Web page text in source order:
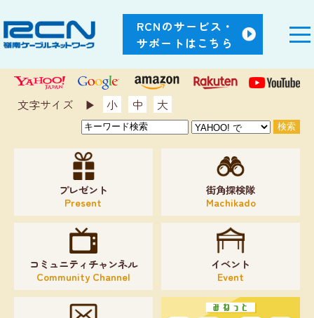
RCNのサービス・
サポートはこちら
文字サイズ ▶︎ 小 中 大
プレゼント
Present
街角探検隊
Machikado
コミュニティチャンネル
Community Channel
イベント
Event